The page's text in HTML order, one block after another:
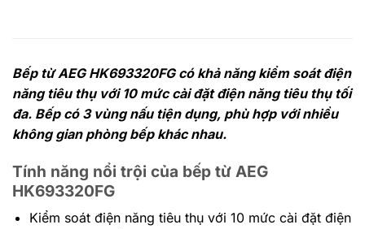
Bếp từ AEG HK693320FG có khả năng kiểm soát điện
năng tiêu thụ với 10 mức cài đặt điện năng tiêu thụ tối
đa. Bếp có 3 vùng nấu tiện dụng, phù hợp với nhiều
không gian phòng bếp khác nhau.
Tính năng nổi trội của bếp từ AEG
HK693320FG
Kiểm soát điện năng tiêu thụ với 10 mức cài đặt điện